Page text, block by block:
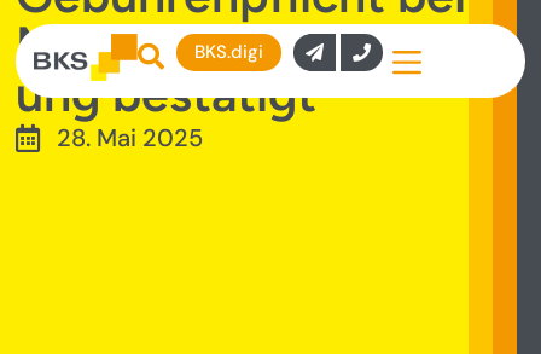
BKS.digi
Mietvertragsverlänger
ung bestätigt
28. Mai 2025